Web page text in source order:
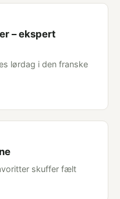
– ekspert
lørdag i den franske
skuffer fælt